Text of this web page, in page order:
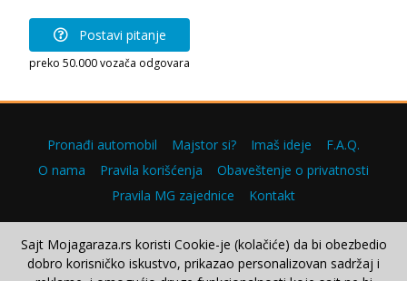
Postavi pitanje
preko 50.000 vozača odgovara
Pronađi automobil Majstor si? Imaš ideje
F.A.Q.
O nama
Pravila korišćenja
Obaveštenje o privatnosti
Pravila MG zajednice
Kontakt
Copyright © 2000–2026.
Sajt Mojagaraza.rs koristi Cookie-je (kolačiće) da bi obezbedio
dobro korisničko iskustvo, prikazao personalizovan sadržaj i